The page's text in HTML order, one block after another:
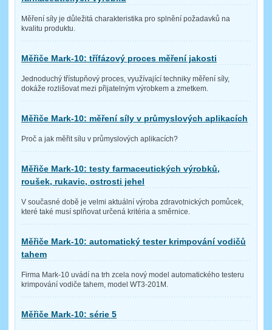
Měření síly je důležitá charakteristika pro splnění požadavků na
kvalitu produktu.
Měřiče Mark-10: třífázový proces měření jakosti
Jednoduchý třístupňový proces, využívající techniky měření síly,
dokáže rozlišovat mezi přijatelným výrobkem a zmetkem.
Měřiče Mark-10: měření síly v průmyslových aplikacích
Proč a jak měřit sílu v průmyslových aplikacích?
Měřiče Mark-10: testy farmaceutických výrobků,
roušek, rukavic, ostrosti jehel
V současné době je velmi aktuální výroba zdravotnických pomůcek,
které také musí splňovat určená kritéria a směrnice.
Měřiče Mark-10: automatický tester krimpování vodičů
tahem
Firma Mark-10 uvádí na trh zcela nový model automatického testeru
krimpování vodiče tahem, model WT3-201M.
Měřiče Mark-10: série 5